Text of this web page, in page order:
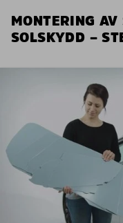
MONTERING
SOLSKYDD –